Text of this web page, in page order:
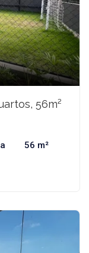
56m²
56 m²